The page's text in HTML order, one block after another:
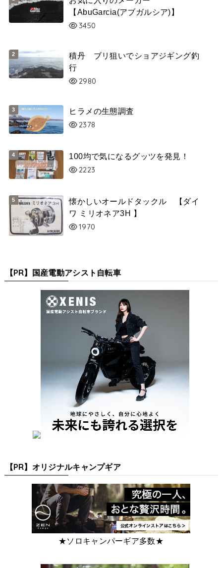
【AbuGarcia(アブガルシア)】
3450
積丹 ブリ狙いでショアジギング釣
行
2980
ヒラメの生態調査
2378
100均で気になるグッツを発見！
2223
懐かしいオールドタックル 【ダイ
ワ ミリオネア3H 】
1970
【PR】国産電動アシスト自転車
【PR】オリジナルキャンプギア
★ソロキャンパーギア多数★